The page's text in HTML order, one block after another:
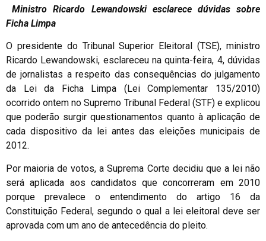
Ministro Ricardo Lewandowski esclarece dúvidas sobre
Ficha Limpa
O presidente do Tribunal Superior Eleitoral (TSE), ministro
Ricardo Lewandowski, esclareceu na quinta-feira, 4, dúvidas
de jornalistas a respeito das consequências do julgamento
da Lei da Ficha Limpa (Lei Complementar 135/2010)
ocorrido ontem no Supremo Tribunal Federal (STF) e explicou
que poderão surgir questionamentos quanto à aplicação de
cada dispositivo da lei antes das eleições municipais de
2012.
Por maioria de votos, a Suprema Corte decidiu que a lei não
será aplicada aos candidatos que concorreram em 2010
porque prevalece o entendimento do artigo 16 da
Constituição Federal, segundo o qual a lei eleitoral deve ser
aprovada com um ano de antecedência do pleito.